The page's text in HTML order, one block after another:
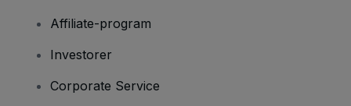
Affiliate-program
Investorer
Corporate Service